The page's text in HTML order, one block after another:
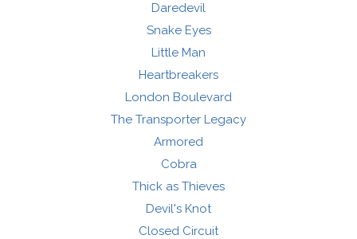
Daredevil
Snake Eyes
Little Man
Heartbreakers
London Boulevard
The Transporter Legacy
Armored
Cobra
Thick as Thieves
Devil's Knot
Closed Circuit